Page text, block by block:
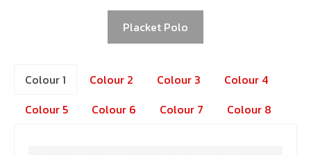
Placket Polo
Colour 1 Colour 2 Colour 3
Colour 4
Colour 5
Colour 6 Colour 7 Colour 8